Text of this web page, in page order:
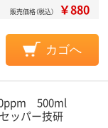
販売価格（税込） ￥880
カゴへ
500ml
セッパー技研